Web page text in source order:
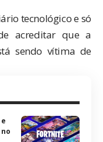
tecnológico e só
acreditar que a
sendo vítima de